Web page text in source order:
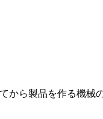
ら製品を作る機械